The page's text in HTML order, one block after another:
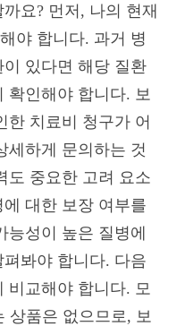
요? 먼저, 나의 현재
야 합니다. 과거 병
있다면 해당 질환
확인해야 합니다. 보
한 치료비 청구가 어
세하게 문의하는 것
도 중요한 고려 요소
대한 보장 여부를
능성이 높은 질병에
봐야 합니다. 다음
비교해야 합니다. 모
상품은 없으므로, 보